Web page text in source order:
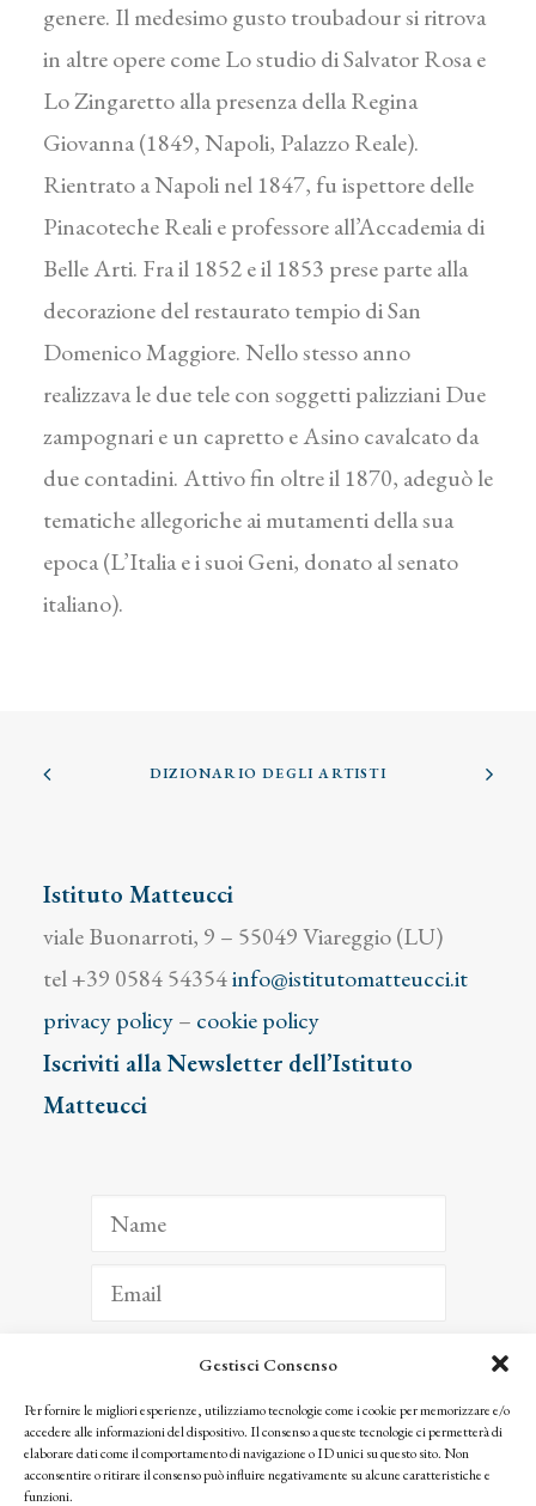
Gestisci Consenso
Per fornire le migliori esperienze, utilizziamo tecnologie come i cookie per memorizzare e/o
accedere alle informazioni del dispositivo. Il consenso a queste tecnologie ci permetterà di
elaborare dati come il comportamento di navigazione o ID unici su questo sito. Non
acconsentire o ritirare il consenso può influire negativamente su alcune caratteristiche e
funzioni.
genere. Il medesimo gusto troubadour si ritrova
in altre opere come Lo studio di Salvator Rosa e
Lo Zingaretto alla presenza della Regina
Giovanna (1849, Napoli, Palazzo Reale).
Rientrato a Napoli nel 1847, fu ispettore delle
Pinacoteche Reali e professore all’Accademia di
Belle Arti. Fra il 1852 e il 1853 prese parte alla
decorazione del restaurato tempio di San
Domenico Maggiore. Nello stesso anno
realizzava le due tele con soggetti palizziani Due
zampognari e un capretto e Asino cavalcato da
due contadini. Attivo fin oltre il 1870, adeguò le
tematiche allegoriche ai mutamenti della sua
epoca (L’Italia e i suoi Geni, donato al senato
italiano).
DIZIONARIO DEGLI ARTISTI
Istituto Matteucci
viale Buonarroti, 9 – 55049 Viareggio (LU)
tel +39 0584 54354info@istitutomatteucci.it
privacy policy– cookie policy
Iscriviti alla Newsletter dell’Istituto
Matteucci
ISCRIVITI
Facendo clic per iscriverti, riconosci che le tue informazioni saranno trattate
seguendo la nostra Privacy Policy
© 2025 Istituto Matteucci. All right reserved